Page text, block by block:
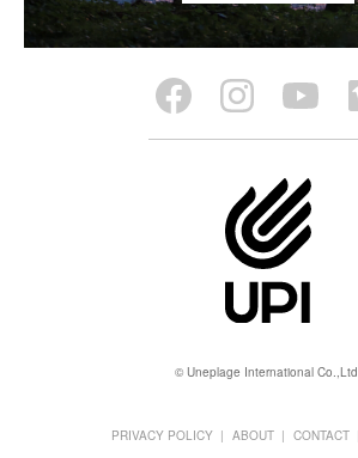
© Uneplage International Co.,Ltd.
PRIVACY POLICY ABOUT CONTACT